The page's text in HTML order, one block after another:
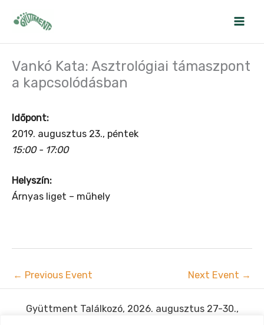
Vankó Kata: Asztrológiai támaszpont
a kapcsolódásban
Időpont:
2019. augusztus 23., péntek
15:00 - 17:00
Helyszín:
Árnyas liget – műhely
← Previous Event Next Event →
Gyüttment Találkozó, 2026. augusztus 27-30.,